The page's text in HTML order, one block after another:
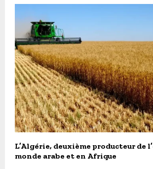
L’Algérie, deuxième producteur de
monde arabe et en Afrique